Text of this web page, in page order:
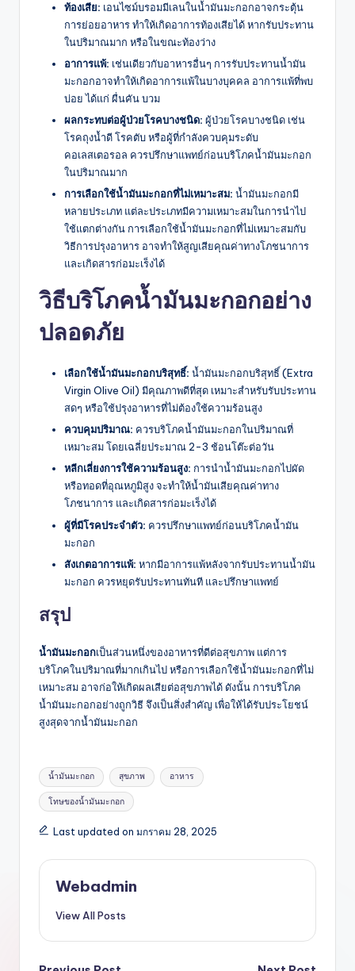
ท้องเสีย: เอนไซม์บรอมมีเลนในน้ำมันมะกอกอาจกระตุ้น
การย่อยอาหาร ทำให้เกิดอาการท้องเสียได้ หากรับประทาน
ในปริมาณมาก หรือในขณะท้องว่าง
อาการแพ้: เช่นเดียวกับอาหารอื่นๆ การรับประทานน้ำมัน
มะกอกอาจทำให้เกิดอาการแพ้ในบางบุคคล อาการแพ้ที่พบ
บ่อย ได้แก่ ผื่นคัน บวม
ผลกระทบต่อผู้ป่วยโรคบางชนิด: ผู้ป่วยโรคบางชนิด เช่น
โรคถุงน้ำดี โรคตับ หรือผู้ที่กำลังควบคุมระดับ
คอเลสเตอรอล ควรปรึกษาแพทย์ก่อนบริโภคน้ำมันมะกอก
ในปริมาณมาก
การเลือกใช้น้ำมันมะกอกที่ไม่เหมาะสม: น้ำมันมะกอกมี
หลายประเภท แต่ละประเภทมีความเหมาะสมในการนำไป
ใช้แตกต่างกัน การเลือกใช้น้ำมันมะกอกที่ไม่เหมาะสมกับ
วิธีการปรุงอาหาร อาจทำให้สูญเสียคุณค่าทางโภชนาการ
และเกิดสารก่อมะเร็งได้
วิธีบริโภคน้ำมันมะกอกอย่าง
ปลอดภัย
เลือกใช้น้ำมันมะกอกบริสุทธิ์: น้ำมันมะกอกบริสุทธิ์ (Extra
Virgin Olive Oil) มีคุณภาพดีที่สุด เหมาะสำหรับรับประทาน
สดๆ หรือใช้ปรุงอาหารที่ไม่ต้องใช้ความร้อนสูง
ควบคุมปริมาณ: ควรบริโภคน้ำมันมะกอกในปริมาณที่
เหมาะสม โดยเฉลี่ยประมาณ 2-3 ช้อนโต๊ะต่อวัน
หลีกเลี่ยงการใช้ความร้อนสูง: การนำน้ำมันมะกอกไปผัด
หรือทอดที่อุณหภูมิสูง จะทำให้น้ำมันเสียคุณค่าทาง
โภชนาการ และเกิดสารก่อมะเร็งได้
ผู้ที่มีโรคประจำตัว: ควรปรึกษาแพทย์ก่อนบริโภคน้ำมัน
มะกอก
สังเกตอาการแพ้: หากมีอาการแพ้หลังจากรับประทานน้ำมัน
มะกอก ควรหยุดรับประทานทันที และปรึกษาแพทย์
สรุป
น้ำมันมะกอกเป็นส่วนหนึ่งของอาหารที่ดีต่อสุขภาพ แต่การ
บริโภคในปริมาณที่มากเกินไป หรือการเลือกใช้น้ำมันมะกอกที่ไม่
เหมาะสม อาจก่อให้เกิดผลเสียต่อสุขภาพได้ ดังนั้น การบริโภค
น้ำมันมะกอกอย่างถูกวิธี จึงเป็นสิ่งสำคัญ เพื่อให้ได้รับประโยชน์
สูงสุดจากน้ำมันมะกอก
Tags:
น้ำมันมะกอก สุขภาพ อาหาร
โทษของน้ำมันมะกอก
Last updated on มกราคม 28, 2025
Webadmin
View All Posts